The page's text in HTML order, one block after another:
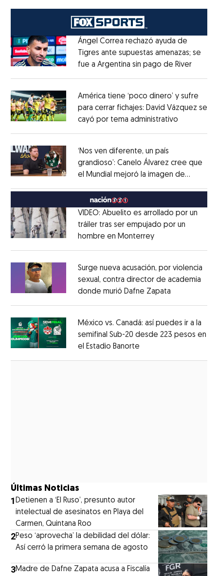
Ángel Correa rechazó ayuda de
Tigres ante supuestas amenazas; se
fue a Argentina sin pago de RiverOpens
América tiene ‘poco dinero’ y sufre
para cerrar fichajes: David Vázquez se
cayó por tema administrativo
‘Nos ven diferente, un país
grandioso’: Canelo Álvarez cree que
el Mundial mejoró la imagen de
VIDEO: Abuelito es arrollado por un
tráiler tras ser empujado por un
hombre en MonterreyOpens in new
Surge nueva acusación, por violencia
sexual, contra director de academia
donde murió Dafne Zapata
México vs. Canadá: así puedes ir a la
semifinal Sub-20 desde 223 pesos en
el Estadio Banorte
Últimas Noticias
1Detienen a ‘El Ruso’, presunto autor
intelectual de asesinatos en Playa del
Carmen, Quintana Roo
2Peso ‘aprovecha’ la debilidad del dólar:
Así cerró la primera semana de agosto
3Madre de Dafne Zapata acusa a Fiscalía